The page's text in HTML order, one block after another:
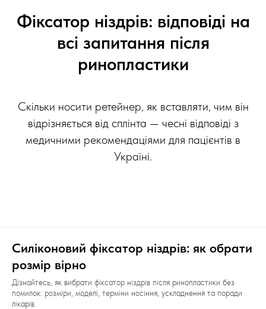
Фіксатор ніздрів: відповіді на
всі запитання після
ринопластики
Скільки носити ретейнер, як вставляти, чим він
відрізняється від сплінта — чесні відповіді з
медичними рекомендаціями для пацієнтів в
Україні.
Силіконовий фіксатор ніздрів: як обрати
розмір вірно
Дізнайтесь, як вибрати фіксатор ніздрів після ринопластики без
помилок: розміри, моделі, терміни носіння, ускладнення та поради
лікарів.